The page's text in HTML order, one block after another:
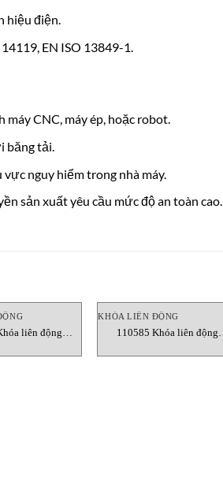
hiệu điện.
EN ISO 13849-1.
CNC, máy ép, hoặc robot.
băng tải.
nguy hiểm trong nhà máy.
sản xuất yêu cầu mức độ an toàn cao.
liên động
KHÓA LIÊN ĐỘNG
110585 Khóa liên động